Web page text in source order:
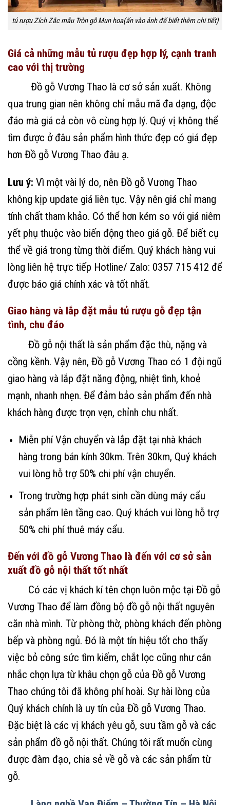
tủ rượu Zích Zắc mẫu Tròn gỗ Mun hoa(ấn vào ảnh để biết thêm chi tiết)
Giá cả những mẫu tủ rượu đẹp hợp lý, cạnh tranh
cao với thị trường
Đồ gỗ Vương Thao là cơ sở sản xuất. Không
qua trung gian nên không chỉ mẫu mã đa dạng, độc
đáo mà giá cả còn vô cùng hợp lý. Quý vị không thể
tìm được ở đâu sản phẩm hình thức đẹp có giá đẹp
hơn Đồ gỗ Vương Thao đâu ạ.
Lưu ý: Vì một vài lý do, nên Đồ gỗ Vương Thao
không kịp update giá liên tục. Vậy nên giá chỉ mang
tính chất tham khảo. Có thể hơn kém so với giá niêm
yết phụ thuộc vào biến động theo giá gỗ. Để biết cụ
thể về giá trong từng thời điểm. Quý khách hàng vui
lòng liên hệ trực tiếp Hotline/ Zalo: 0357 715 412 để
được báo giá chính xác và tốt nhất.
Giao hàng và lắp đặt mẫu tủ rượu gỗ đẹp tận
tình, chu đáo
Đồ gỗ nội thất là sản phẩm đặc thù, nặng và
cồng kềnh. Vậy nên, Đồ gỗ Vương Thao có 1 đội ngũ
giao hàng và lắp đặt năng động, nhiệt tình, khoẻ
mạnh, nhanh nhẹn. Để đảm bảo sản phẩm đến nhà
khách hàng được trọn vẹn, chỉnh chu nhất.
Miễn phí Vận chuyển và lắp đặt tại nhà khách
hàng trong bán kính 30km. Trên 30km, Quý khách
vui lòng hỗ trợ 50% chi phí vận chuyển.
Trong trường hợp phát sinh cần dùng máy cẩu
sản phẩm lên tầng cao. Quý khách vui lòng hỗ trợ
50% chi phí thuê máy cẩu.
Đến với đồ gỗ Vương Thao là đến với cơ sở sản
xuất đồ gỗ nội thất tốt nhất
Có các vị khách kí tên chọn luôn mộc tại Đồ gỗ
Vương Thao để làm đồng bộ đồ gỗ nội thất nguyên
căn nhà mình. Từ phòng thờ, phòng khách đến phòng
bếp và phòng ngủ. Đó là một tín hiệu tốt cho thấy
việc bỏ công sức tìm kiếm, chắt lọc cũng như cân
nhắc chọn lựa từ khâu chọn gỗ của Đồ gỗ Vương
Thao chúng tôi đã không phí hoài. Sự hài lòng của
Quý khách chính là uy tín của Đồ gỗ Vương Thao.
Đặc biệt là các vị khách yêu gỗ, sưu tầm gỗ và các
sản phẩm đồ gỗ nội thất. Chúng tôi rất muốn cùng
được đàm đạo, chia sẻ về gỗ và các sản phẩm từ
gỗ.